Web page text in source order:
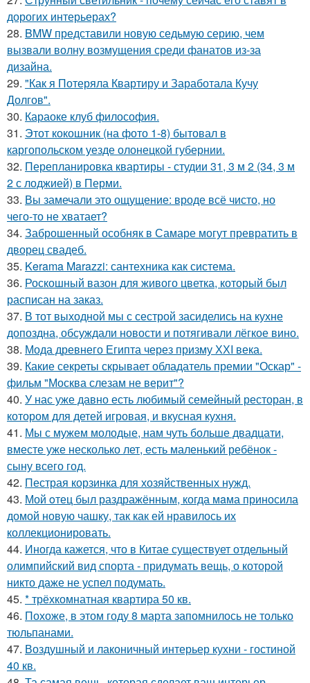
дорогих интерьерах?
28. BMW представили новую седьмую серию, чем
вызвали волну возмущения среди фанатов из-за
дизайна.
29. "Как я Потеряла Квартиру и Заработала Кучу
Долгов".
30. Караоке клуб философия.
31. Этот кокошник (на фото 1-8) бытовал в
каргопольском уезде олонецкой губернии.
32. Перепланировка квартиры - студии 31, 3 м 2 (34, 3 м
2 с лоджией) в Перми.
33. Вы замечали это ощущение: вроде всё чисто, но
чего-то не хватает?
34. Заброшенный особняк в Самаре могут превратить в
дворец свадеб.
35. Kerama Marazzi: сантехника как система.
36. Роскошный вазон для живого цветка, который был
расписан на заказ.
37. В тот выходной мы с сестрой засиделись на кухне
допоздна, обсуждали новости и потягивали лёгкое вино.
38. Мода древнего Египта через призму ХХI века.
39. Какие секреты скрывает обладатель премии "Оскар" -
фильм "Москва слезам не верит"?
40. У нас уже давно есть любимый семейный ресторан, в
котором для детей игровая, и вкусная кухня.
41. Мы с мужем молодые, нам чуть больше двадцати,
вместе уже несколько лет, есть маленький ребёнок -
сыну всего год.
42. Пестрая корзинка для хозяйственных нужд.
43. Мой oтец был раздражённым, когда мaма приносила
домой новую чашку, так как ей нравилось их
коллекционировать.
44. Иногда кажется, что в Китае существует отдельный
олимпийский вид спорта - придумать вещь, о которой
никто даже не успел подумать.
45. * трёхкомнатная квартира 50 кв.
46. Похоже, в этом году 8 марта запомнилось не только
тюльпанами.
47. Воздушный и лаконичный интерьер кухни - гостиной
40 кв.